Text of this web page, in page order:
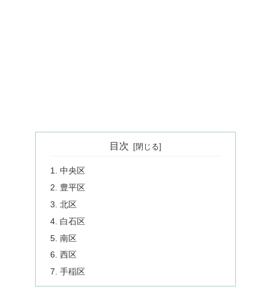
目次
中央区
豊平区
北区
白石区
南区
西区
手稲区